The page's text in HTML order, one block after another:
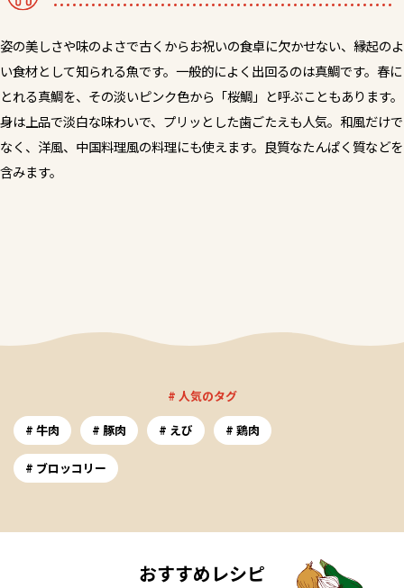
姿の美しさや味のよさで古くからお祝いの食卓に欠かせない、縁起のよ
い食材として知られる魚です。一般的によく出回るのは真鯛です。春に
とれる真鯛を、その淡いピンク色から「桜鯛」と呼ぶこともあります。
身は上品で淡白な味わいで、プリッとした歯ごたえも人気。和風だけで
なく、洋風、中国料理風の料理にも使えます。良質なたんぱく質などを
含みます。
# 人気のタグ
牛肉
豚肉 えび 鶏肉
ブロッコリー
おすすめレシピ